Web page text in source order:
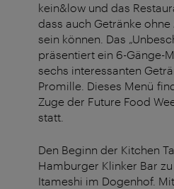
kein&low und das
dass auch Getränke
sein können. Das
präsentiert ein 6-Gänge-
sechs interessanten
Promille. Dieses Menü
Zuge der Future Food
statt.
Den Beginn der Kitchen
Hamburger Klinker Bar
Itameshi im Dogenhof.